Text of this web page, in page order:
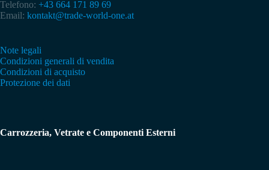
Telefono: +43 664 171 89 69
Email: kontakt@trade-world-one.at
Note legali
Condizioni generali di vendita
Condizioni di acquisto
Protezione dei dati
Carrozzeria, Vetrate e Componenti Esterni